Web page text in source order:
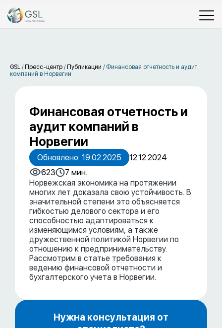
GSL / Пресс-центр / Публикации / Финансовая отчетность и аудит
компаний в Норвегии
Финансовая отчетность и
аудит компаний в
Норвегии
Обновлено: 19.02.2025
12.12.2024
623
7 мин.
Норвежская экономика на протяжении
многих лет доказала свою устойчивость. В
значительной степени это объясняется
гибкостью делового сектора и его
способностью адаптироваться к
изменяющимся условиям, а также
дружественной политикой Норвегии по
отношению к предпринимательству.
Рассмотрим в статье требования к
ведению финансовой отчетности и
бухгалтерского учета в Норвегии.
Нужна консультация от